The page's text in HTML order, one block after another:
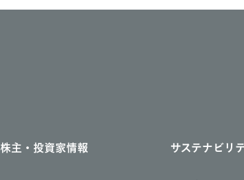
株主・投資家情報 サステナビリ